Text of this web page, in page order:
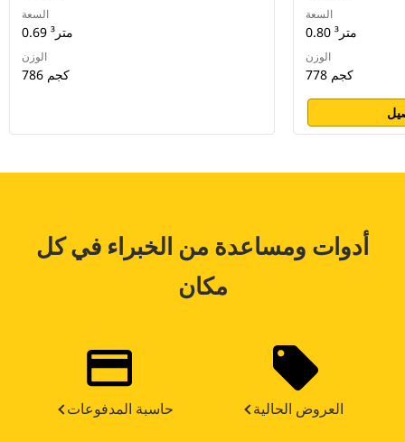
السعة
0.69 متر³
الوزن
786 كجم
السعة
0.80 متر³
الوزن
778 كجم
أدوات ومساعدة من الخبراء في كل
مكان
حاسبة المدفوعات العروض الحالية